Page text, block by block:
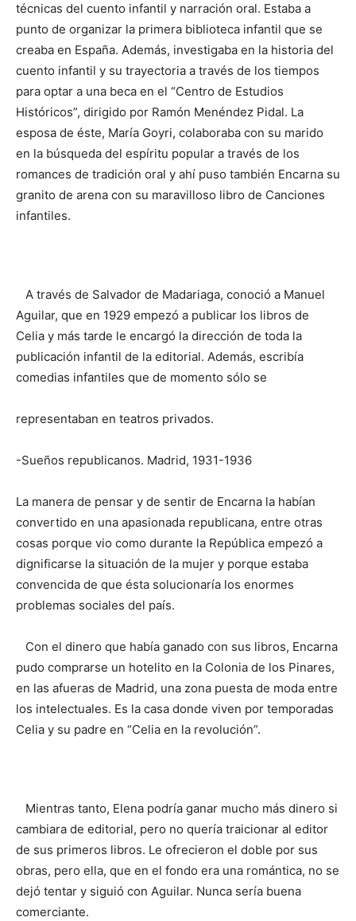
técnicas del cuento infantil y narración oral. Estaba a
punto de organizar la primera biblioteca infantil que se
creaba en España. Además, investigaba en la historia del
cuento infantil y su trayectoria a través de los tiempos
para optar a una beca en el “Centro de Estudios
Históricos”, dirigido por Ramón Menéndez Pidal. La
esposa de éste, María Goyri, colaboraba con su marido
en la búsqueda del espíritu popular a través de los
romances de tradición oral y ahí puso también Encarna su
granito de arena con su maravilloso libro de Canciones
infantiles.
A través de Salvador de Madariaga, conoció a Manuel
Aguilar, que en 1929 empezó a publicar los libros de
Celia y más tarde le encargó la dirección de toda la
publicación infantil de la editorial. Además, escribía
comedias infantiles que de momento sólo se
representaban en teatros privados.
-Sueños republicanos. Madrid, 1931-1936
La manera de pensar y de sentir de Encarna la habían
convertido en una apasionada republicana, entre otras
cosas porque vio como durante la República empezó a
dignificarse la situación de la mujer y porque estaba
convencida de que ésta solucionaría los enormes
problemas sociales del país.
Con el dinero que había ganado con sus libros, Encarna
pudo comprarse un hotelito en la Colonia de los Pinares,
en las afueras de Madrid, una zona puesta de moda entre
los intelectuales. Es la casa donde viven por temporadas
Celia y su padre en “Celia en la revolución”.
Mientras tanto, Elena podría ganar mucho más dinero si
cambiara de editorial, pero no quería traicionar al editor
de sus primeros libros. Le ofrecieron el doble por sus
obras, pero ella, que en el fondo era una romántica, no se
dejó tentar y siguió con Aguilar. Nunca sería buena
comerciante.